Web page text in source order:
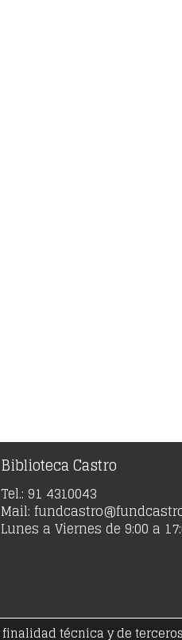
Biblioteca Castro
Tel.: 91 4310043
Mail:
Lunes a Viernes de 9:00 a
técnica y de